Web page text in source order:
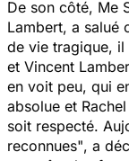
De son côté, Me
Lambert, a salué
de vie tragique, il
et Vincent
en voit peu, qui
absolue et
soit respecté.
reconnues", a